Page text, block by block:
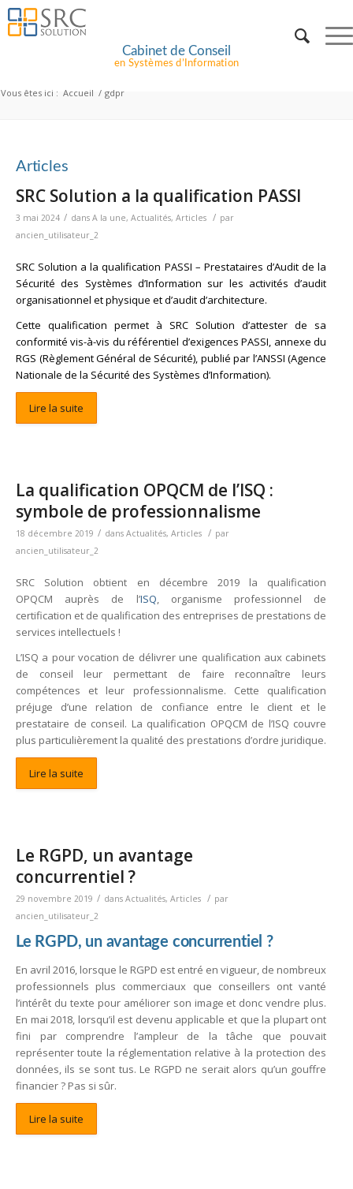
Cabinet de Conseil
en Systèmes d’Information
Vous êtes ici : Accueil / gdpr
Articles
SRC Solution a la qualification PASSI
3 mai 2024 / dans A la une, Actualités, Articles / par
ancien_utilisateur_2
SRC Solution a la qualification PASSI – Prestataires d’Audit de la
Sécurité des Systèmes d’Information sur les activités d’audit
organisationnel et physique et d’audit d’architecture.
Cette qualification permet à SRC Solution d’attester de sa
conformité vis-à-vis duréférentiel d’exigences PASSI, annexe du
RGS (Règlement Général de Sécurité), publié par l’ANSSI (Agence
Nationale de la Sécurité des Systèmes d’Information).
Lire la suite
La qualification OPQCM de l’ISQ :
symbole de professionnalisme
18 décembre 2019 / dans Actualités, Articles / par
ancien_utilisateur_2
SRC Solution obtient en décembre 2019 la qualification
OPQCM auprès de l’ISQ, organisme professionnel de
certification et de qualification des entreprises de prestations de
services intellectuels !
L’ISQ a pour vocation de délivrer une qualification aux cabinets
de conseil leur permettant de faire reconnaître leurs
compétences et leur professionnalisme. Cette qualification
préjuge d’une relation de confiance entre le client et le
prestataire de conseil. La qualification OPQCM de l’ISQ couvre
plus particulièrement la qualité des prestations d’ordre juridique.
Lire la suite
Le RGPD, un avantage
concurrentiel ?
29 novembre 2019 / dans Actualités, Articles / par
ancien_utilisateur_2
Le RGPD, un avantage concurrentiel ?
En avril 2016, lorsque le RGPD est entré en vigueur, de nombreux
professionnels plus commerciaux que conseillers ont vanté
l’intérêt du texte pour améliorer son image et donc vendre plus.
En mai 2018, lorsqu’il est devenu applicable et que la plupart ont
fini par comprendre l’ampleur de la tâche que pouvait
représenter toute la réglementation relative à la protection des
données, ils se sont tus. Le RGPD ne serait alors qu’un gouffre
financier ? Pas si sûr.
Lire la suite